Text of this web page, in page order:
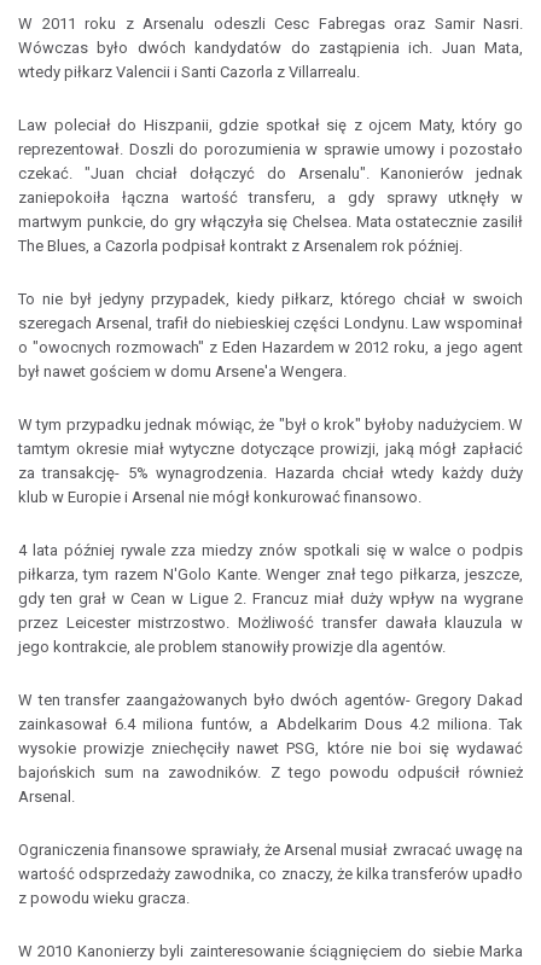
W 2011 roku z Arsenalu odeszli Cesc Fabregas oraz Samir Nasri.
Wówczas było dwóch kandydatów do zastąpienia ich. Juan Mata,
wtedy piłkarz Valencii i Santi Cazorla z Villarrealu.
Law poleciał do Hiszpanii, gdzie spotkał się z ojcem Maty, który go
reprezentował. Doszli do porozumienia w sprawie umowy i pozostało
czekać. "Juan chciał dołączyć do Arsenalu". Kanonierów jednak
zaniepokoiła łączna wartość transferu, a gdy sprawy utknęły w
martwym punkcie, do gry włączyła się Chelsea. Mata ostatecznie zasilił
The Blues, a Cazorla podpisał kontrakt z Arsenalem rok później.
To nie był jedyny przypadek, kiedy piłkarz, którego chciał w swoich
szeregach Arsenal, trafił do niebieskiej części Londynu. Law wspominał
o "owocnych rozmowach" z Eden Hazardem w 2012 roku, a jego agent
był nawet gościem w domu Arsene'a Wengera.
W tym przypadku jednak mówiąc, że "był o krok" byłoby nadużyciem. W
tamtym okresie miał wytyczne dotyczące prowizji, jaką mógł zapłacić
za transakcję- 5% wynagrodzenia. Hazarda chciał wtedy każdy duży
klub w Europie i Arsenal nie mógł konkurować finansowo.
4 lata później rywale zza miedzy znów spotkali się w walce o podpis
piłkarza, tym razem N'Golo Kante. Wenger znał tego piłkarza, jeszcze,
gdy ten grał w Cean w Ligue 2. Francuz miał duży wpływ na wygrane
przez Leicester mistrzostwo. Możliwość transfer dawała klauzula w
jego kontrakcie, ale problem stanowiły prowizje dla agentów.
W ten transfer zaangażowanych było dwóch agentów- Gregory Dakad
zainkasował 6.4 miliona funtów, a Abdelkarim Dous 4.2 miliona. Tak
wysokie prowizje zniechęciły nawet PSG, które nie boi się wydawać
bajońskich sum na zawodników. Z tego powodu odpuścił również
Arsenal.
Ograniczenia finansowe sprawiały, że Arsenal musiał zwracać uwagę na
wartość odsprzedaży zawodnika, co znaczy, że kilka transferów upadło
z powodu wieku gracza.
W 2010 Kanonierzy byli zainteresowanie ściągnięciem do siebie Marka